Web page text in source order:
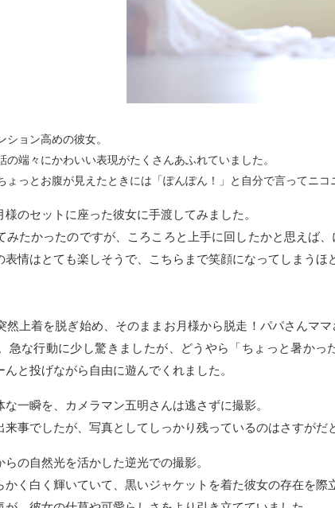
ョン高めの彼女。
端々にかわいい表現がたくさんあふれていました。
ょっとお腹が見えたときには「ぽんぽん！」と自分で言ってニコ
のセットに座った彼女に手渡してみました。
みたかったのですが、ころころと上手に回したかと思えば
情はとても楽しそうで、こちらまで笑顔になってしまうほど
然上着を脱ぎ始め、そのままお月様から脱走！パパさんマ
急な行動に少し驚きましたが、どうやら「ちょっと暑か
と投げながら自由に遊んでくれました。
一瞬を、カメラマン五明さんは逃さずに撮影。
事でしたが、写真としてしっかり残っているのはさすがだ
の自然光を活かした逆光での撮影。
く白く輝いていて、黒いジャケットを着た彼女の存在を際